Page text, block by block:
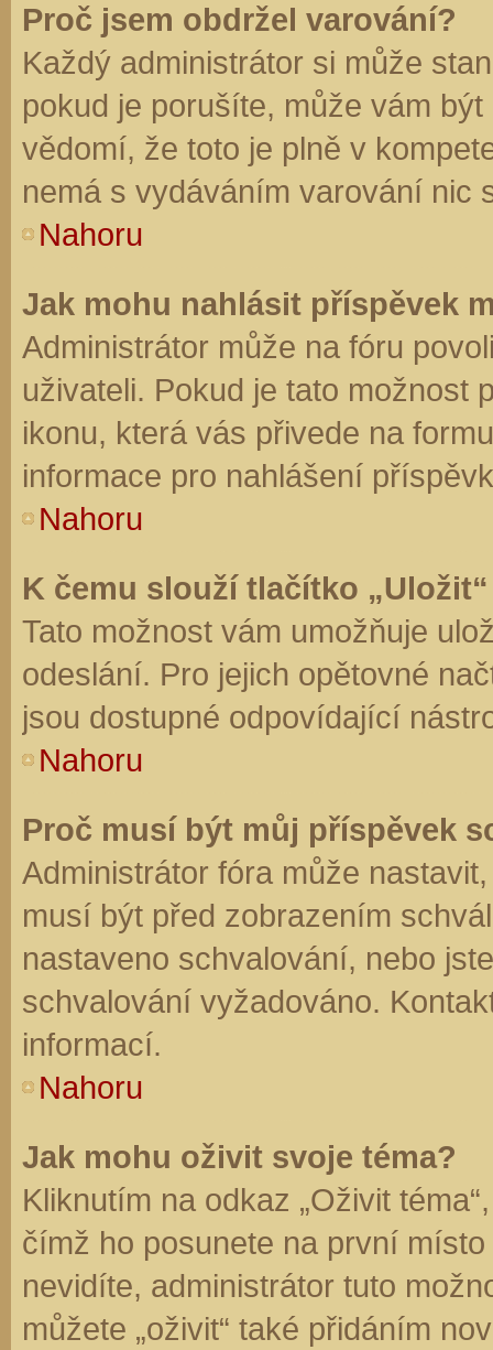
Proč jsem obdržel varování?
Každý administrátor si může
pokud je porušíte, může vám
vědomí, že toto je plně v
nemá s vydáváním varování nic
Nahoru
Jak mohu nahlásit příspěvek
Administrátor může na fóru
uživateli. Pokud je tato možnost
ikonu, která vás přivede na
informace pro nahlášení
Nahoru
K čemu slouží tlačítko
Tato možnost vám umožňuje
odeslání. Pro jejich opětovné
jsou dostupné odpovídající
Nahoru
Proč musí být můj příspěvek
Administrátor fóra může
musí být před zobrazením
nastaveno schvalování, nebo
schvalování vyžadováno.
informací.
Nahoru
Jak mohu oživit svoje téma?
Kliknutím na odkaz „Oživit
čímž ho posunete na první
nevidíte, administrátor tuto
můžete „oživit“ také přidáním